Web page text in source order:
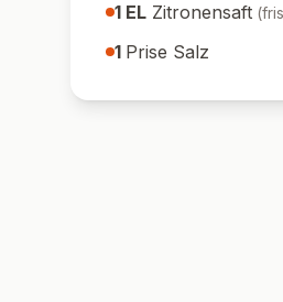
1 EL Zitronensaft (
1 Prise Salz